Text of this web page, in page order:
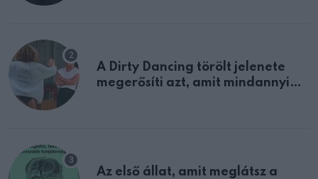
A Dirty Dancing törölt jelenete
megerősíti azt, amit mindannyian
Az első állat, amit meglátsz a